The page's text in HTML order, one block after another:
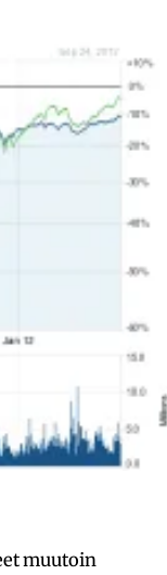
muutoin